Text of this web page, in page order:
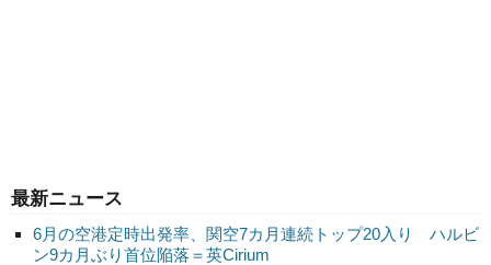
最新ニュース
6月の空港定時出発率、関空7カ月連続トップ20入り ハルビ
ン9カ月ぶり首位陥落＝英Cirium